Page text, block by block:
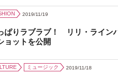
2019/11/19
ぱりラブラブ！ リリ・ライン
ョットを公開
ミュージック 2019/11/18